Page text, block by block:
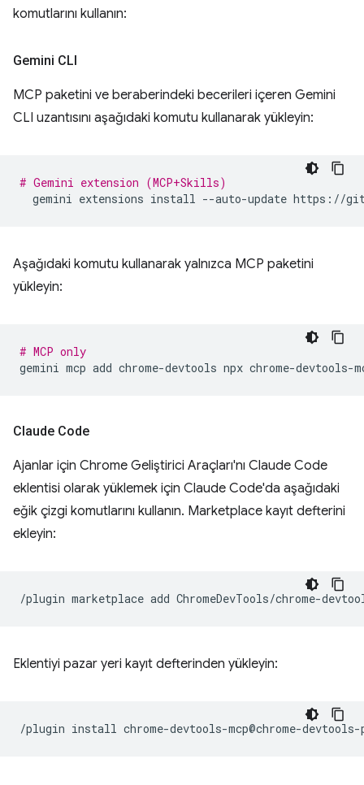
komutlarını kullanın:
Gemini CLI
MCP paketini ve beraberindeki becerileri içeren Gemini
CLI uzantısını aşağıdaki komutu kullanarak yükleyin:
# Gemini extension (MCP+Skills)
gemini extensions install --auto-update
Aşağıdaki komutu kullanarak yalnızca MCP paketini
yükleyin:
# MCP only
gemini mcp add chrome-devtools npx
Claude Code
Ajanlar için Chrome Geliştirici Araçları'nı Claude Code
eklentisi olarak yüklemek için Claude Code'da aşağıdaki
eğik çizgi komutlarını kullanın. Marketplace kayıt defterini
ekleyin:
/plugin marketplace add
Eklentiyi pazar yeri kayıt defterinden yükleyin:
/plugin install